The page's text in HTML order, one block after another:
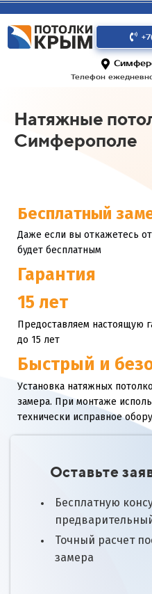
Телефон
Натяжные
Симферополе
Бесплатный
Даже если вы откажетесь
будет бесплатным
Гарантия
15 лет
Предоставляем настоящую
до 15 лет
Быстрый и
Установка натяжных
замера. При монтаже
технически исправное
Оставьте
Бесплатную
Точный расчет
замера